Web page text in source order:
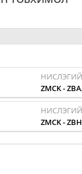
ZMCK-
ZMCK-